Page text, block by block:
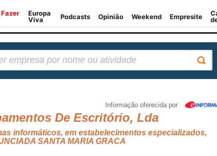
Informação oferecida por
De Escritório, Lda
informáticos, em estabelecimentos especializados,
SANTA MARIA GRACA